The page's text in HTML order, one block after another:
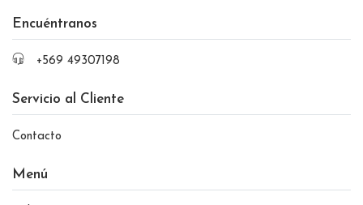
Encuéntranos
+569 49307198
Servicio al Cliente
Contacto
Menú